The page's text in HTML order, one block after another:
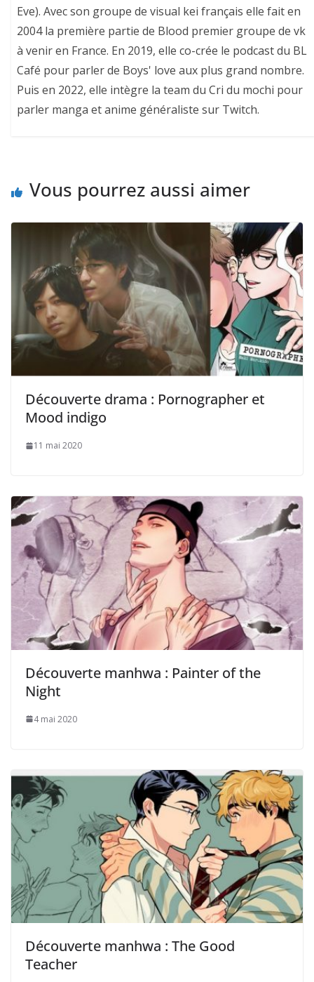
Eve). Avec son groupe de visual kei français elle fait en
2004 la première partie de Blood premier groupe de vk
à venir en France. En 2019, elle co-crée le podcast du BL
Café pour parler de Boys' love aux plus grand nombre.
Puis en 2022, elle intègre la team du Cri du mochi pour
parler manga et anime généraliste sur Twitch.
Vous pourrez aussi aimer
Découverte drama : Pornographer et
Mood indigo
11 mai 2020
Découverte manhwa : Painter of the
Night
4 mai 2020
Découverte manhwa : The Good
Teacher